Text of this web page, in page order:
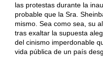
las protestas durante la
probable que la Sra.
mismo. Sea como sea, su
tras exaltar la supuesta
del cinismo imperdonable
vida pública de un país